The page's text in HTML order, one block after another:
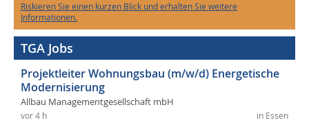
Riskieren Sie einen kurzen Blick und erhalten Sie weitere
Informationen.
TGA Jobs
Projektleiter Wohnungsbau (m/w/d) Energetische
Modernisierung
Allbau Managementgesellschaft mbH
in Essen
vor 4 h